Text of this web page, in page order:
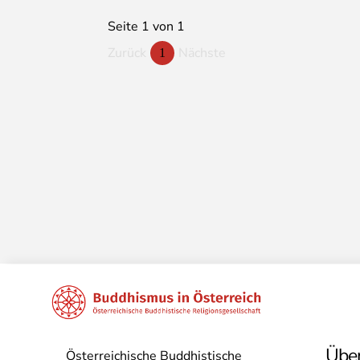
Seite 1 von 1
1
Österreichische Buddhistische